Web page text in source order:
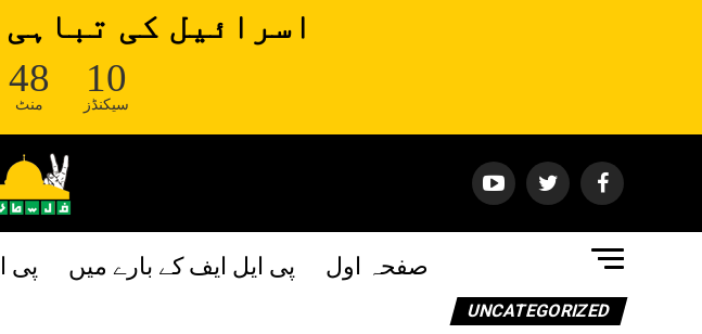
اسرائیل کی
48
منٹ
9
سیکنڈز
صفحہ اول پی ایل ایف کے بارے میں پی
UNCATEGORIZED